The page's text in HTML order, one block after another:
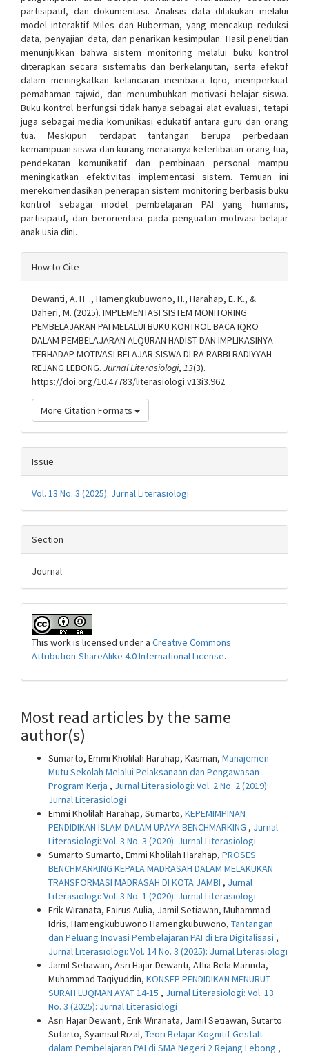
partisipatif, dan dokumentasi. Analisis data dilakukan melalui
model interaktif Miles dan Huberman, yang mencakup reduksi
data, penyajian data, dan penarikan kesimpulan. Hasil penelitian
menunjukkan bahwa sistem monitoring melalui buku kontrol
diterapkan secara sistematis dan berkelanjutan, serta efektif
dalam meningkatkan kelancaran membaca Iqro, memperkuat
pemahaman tajwid, dan menumbuhkan motivasi belajar siswa.
Buku kontrol berfungsi tidak hanya sebagai alat evaluasi, tetapi
juga sebagai media komunikasi edukatif antara guru dan orang
tua. Meskipun terdapat tantangan berupa perbedaan
kemampuan siswa dan kurang meratanya keterlibatan orang tua,
pendekatan komunikatif dan pembinaan personal mampu
meningkatkan efektivitas implementasi sistem. Temuan ini
merekomendasikan penerapan sistem monitoring berbasis buku
kontrol sebagai model pembelajaran PAI yang humanis,
partisipatif, dan berorientasi pada penguatan motivasi belajar
anak usia dini.
Article
Details
How to Cite
Dewanti, A. H. ., Hamengkubuwono, H., Harahap, E. K., &
Daheri, M. (2025). IMPLEMENTASI SISTEM MONITORING
PEMBELAJARAN PAI MELALUI BUKU KONTROL BACA IQRO
DALAM PEMBELAJARAN ALQURAN HADIST DAN IMPLIKASINYA
TERHADAP MOTIVASI BELAJAR SISWA DI RA RABBI RADIYYAH
REJANG LEBONG. Jurnal Literasiologi, 13(3).
https://doi.org/10.47783/literasiologi.v13i3.962
More Citation Formats
Issue
Vol. 13 No. 3 (2025): Jurnal Literasiologi
Section
Journal
This work is licensed under a Creative Commons
Attribution-ShareAlike 4.0 International License.
Most read articles by the same
author(s)
Sumarto, Emmi Kholilah Harahap, Kasman, Manajemen
Mutu Sekolah Melalui Pelaksanaan dan Pengawasan
Program Kerja , Jurnal Literasiologi: Vol. 2 No. 2 (2019):
Jurnal Literasiologi
Emmi Kholilah Harahap, Sumarto, KEPEMIMPINAN
PENDIDIKAN ISLAM DALAM UPAYA BENCHMARKING , Jurnal
Literasiologi: Vol. 3 No. 3 (2020): Jurnal Literasiologi
Sumarto Sumarto, Emmi Kholilah Harahap, PROSES
BENCHMARKING KEPALA MADRASAH DALAM MELAKUKAN
TRANSFORMASI MADRASAH DI KOTA JAMBI , Jurnal
Literasiologi: Vol. 3 No. 1 (2020): Jurnal Literasiologi
Erik Wiranata, Fairus Aulia, Jamil Setiawan, Muhammad
Idris, Hamengkubuwono Hamengkubuwono, Tantangan
dan Peluang Inovasi Pembelajaran PAI di Era Digitalisasi ,
Jurnal Literasiologi: Vol. 14 No. 3 (2025): Jurnal Literasiologi
Jamil Setiawan, Asri Hajar Dewanti, Aflia Bela Marinda,
Muhammad Taqiyuddin, KONSEP PENDIDIKAN MENURUT
SURAH LUQMAN AYAT 14-15 , Jurnal Literasiologi: Vol. 13
No. 3 (2025): Jurnal Literasiologi
Asri Hajar Dewanti, Erik Wiranata, Jamil Setiawan, Sutarto
Sutarto, Syamsul Rizal, Teori Belajar Kognitif Gestalt
dalam Pembelajaran PAI di SMA Negeri 2 Rejang Lebong ,